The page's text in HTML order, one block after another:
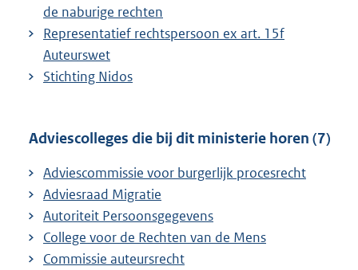
de naburige rechten
Representatief rechtspersoon ex art. 15f
Auteurswet
Stichting Nidos
Adviescolleges die bij dit ministerie horen (7)
Adviescommissie voor burgerlijk procesrecht
Adviesraad Migratie
Autoriteit Persoonsgegevens
College voor de Rechten van de Mens
Commissie auteursrecht